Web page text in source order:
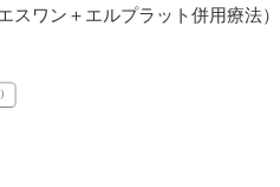
スワン＋エルプラット併用療法）